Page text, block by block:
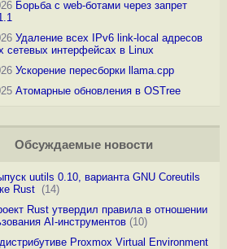
Борьба с web-ботами через запрет
Удаление всех IPv6 link-local адресов
сетевых интерфейсах в Linux
Ускорение пересборки llama.cpp
Атомарные обновления в OSTree
Обсуждаемые новости
uutils 0.10, варианта GNU Coreutils
Rust (14)
Rust утвердил правила в отношении
AI-инструментов(10)
Proxmox Virtual Environment